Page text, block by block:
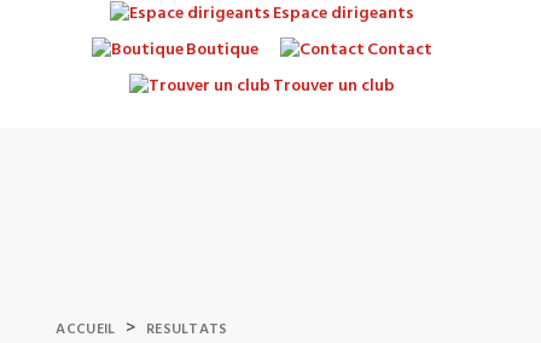
Espace dirigeants
Boutique
Contact
Trouver un club
ACCUEIL > RESULTATS